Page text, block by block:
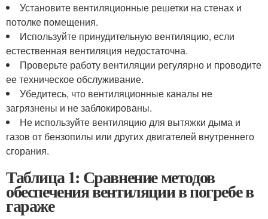
Установите вентиляционные решетки на стенах и
потолке помещения.
Используйте принудительную вентиляцию, если
естественная вентиляция недостаточна.
Проверьте работу вентиляции регулярно и проводите
ее техническое обслуживание.
Убедитесь, что вентиляционные каналы не
загрязнены и не заблокированы.
Не используйте вентиляцию для вытяжки дыма и
газов от бензопилы или других двигателей внутреннего
сгорания.
Таблица 1: Сравнение методов
обеспечения вентиляции в погребе в
гараже